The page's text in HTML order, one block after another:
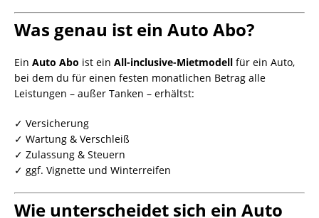
Was genau ist ein Auto Abo?
Ein Auto Abo ist ein All-inclusive-Mietmodell für ein Auto,
bei dem du für einen festen monatlichen Betrag alle
Leistungen – außer Tanken – erhältst:
✓ Versicherung
✓ Wartung & Verschleiß
✓ Zulassung & Steuern
✓ ggf. Vignette und Winterreifen
Wie unterscheidet sich ein Auto